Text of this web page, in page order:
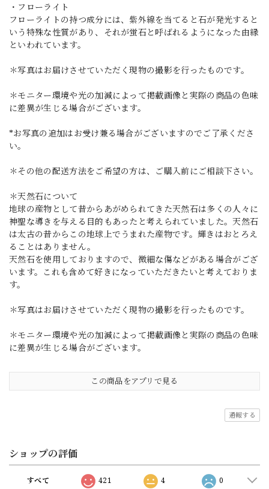
・フローライト
フローライトの持つ成分には、紫外線を当てると石が発光すると
いう特殊な性質があり、それが蛍石と呼ばれるようになった由縁
といわれています。
＊写真はお届けさせていただく現物の撮影を行ったものです。
＊モニター環境や光の加減によって掲載画像と実際の商品の色味
に差異が生じる場合がございます。
*お写真の追加はお受け兼る場合がございますのでご了承くださ
い。
＊その他の配送方法をご希望の方は、ご購入前にご相談下さい。
＊天然石について
地球の産物として昔からあがめられてきた天然石は多くの人々に
神聖な導きを与える目的もあったと考えられていました。天然石
は太古の昔からこの地球上でうまれた産物です。輝きはおとろえ
ることはありません。
天然石を使用しておりますので、微細な傷などがある場合がござ
います。これも含めて好きになっていただきたいと考えておりま
す。
＊写真はお届けさせていただく現物の撮影を行ったものです。
＊モニター環境や光の加減によって掲載画像と実際の商品の色味
に差異が生じる場合がございます。
この商品をアプリで見る
通報する
ショップの評価
すべて 421 4 0